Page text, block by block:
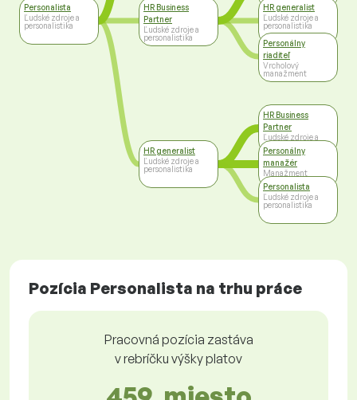
Personalista
Ľudské zdroje a
personalistika
HR Business
Partner
Ľudské zdroje a
personalistika
HR generalist
Ľudské zdroje a
personalistika
HR generalist
Ľudské zdroje a
personalistika
Personálny
riaditeľ
Vrcholový
manažment
HR Business
Partner
Ľudské zdroje a
personalistika
Personálny
manažér
Manažment
Personalista
Ľudské zdroje a
personalistika
Pozícia Personalista na trhu práce
Pracovná pozícia zastáva
v rebríčku výšky platov